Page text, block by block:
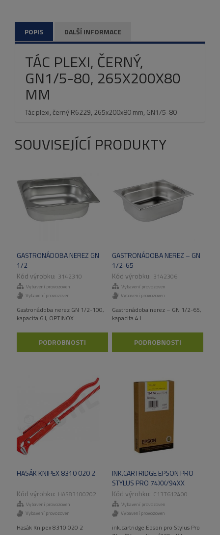
POPIS DALŠÍ INFORMACE
TÁC PLEXI, ČERNÝ,
GN1/5-80, 265X200X80
MM
Tác plexi, černý R6229, 265x200x80 mm, GN1/5-80
SOUVISEJÍCÍ PRODUKTY
GASTRONÁDOBA NEREZ GN
1/2
3142310
Vybavení provozoven
Vybavení provozoven
Gastronádoba nerez GN 1/2-100,
kapacita 6 l, OPTINOX
PODROBNOSTI
GASTRONÁDOBA NEREZ – GN
1/2-65
3142306
Vybavení provozoven
Vybavení provozoven
Gastronádoba nerez – GN 1/2-65,
kapacita 4 l
PODROBNOSTI
HASÁK KNIPEX 8310 020 2
HAS83100202
Vybavení provozoven
Vybavení provozoven
Hasák Knipex 8310 020 2
INK.CARTRIDGE EPSON PRO
STYLUS PRO 74XX/94XX
YELLOW (220ML)C13T612400
Vybavení provozoven
Vybavení provozoven
ink.cartridge Epson pro Stylus Pro